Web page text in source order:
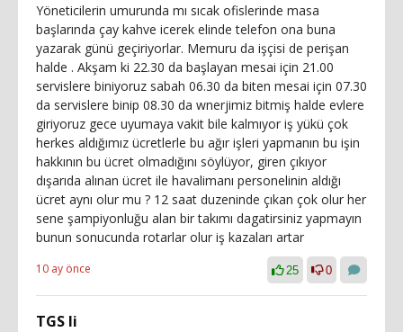
Yöneticilerin umurunda mı sıcak ofislerinde masa
başlarında çay kahve icerek elinde telefon ona buna
yazarak günü geçiriyorlar. Memuru da işçisi de perişan
halde . Akşam ki 22.30 da başlayan mesai için 21.00
servislere biniyoruz sabah 06.30 da biten mesai için 07.30
da servislere binip 08.30 da wnerjimiz bitmiş halde evlere
giriyoruz gece uyumaya vakit bile kalmıyor iş yükü çok
herkes aldığımız ücretlerle bu ağır işleri yapmanın bu işin
hakkının bu ücret olmadığını söylüyor, giren çıkıyor
dışarıda alınan ücret ile havalimanı personelinin aldığı
ücret aynı olur mu ? 12 saat duzeninde çıkan çok olur her
sene şampiyonluğu alan bir takımı dagatirsiniz yapmayın
bunun sonucunda rotarlar olur iş kazaları artar
10 ay önce 25 0
TGS li